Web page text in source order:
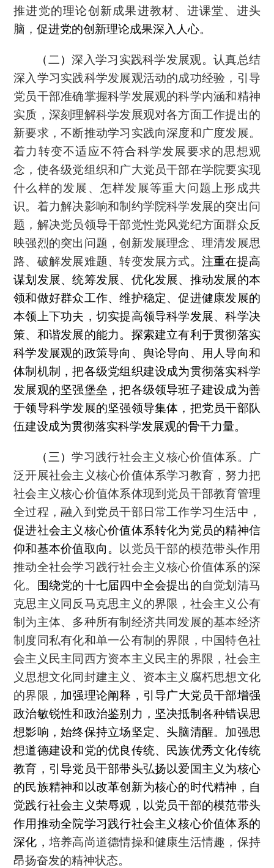
推进党的理论创新成果进教材、进课堂、进头
脑，促进党的创新理论成果深入人心。
（二）深入学习实践科学发展观。认真总结
深入学习实践科学发展观活动的成功经验，引导
党员干部准确掌握科学发展观的科学内涵和精神
实质，深刻理解科学发展观对各方面工作提出的
新要求，不断推动学习实践向深度和广度发展。
着力转变不适应不符合科学发展要求的思想观
念，使各级党组织和广大党员干部在学院要实现
什么样的发展、怎样发展等重大问题上形成共
识。着力解决影响和制约学院科学发展的突出问
题，解决党员领导干部党性党风党纪方面群众反
映强烈的突出问题，创新发展理念、理清发展思
路、破解发展难题、转变发展方式。 注重在提高
谋划发展、统筹发展、优化发展、推动发展的本
领和做好群众工作、维护稳定、促进健康发展的
本领上下功夫，切实提高领导科学发展、科学决
策、和谐发展的能力。探索建立有利于贯彻落实
科学发展观的政策导向、舆论导向、用人导向和
体制机制，把各级党组织建设成为贯彻落实科学
发展观的坚强堡垒，把各级领导班子建设成为善
于领导科学发展的坚强领导集体，把党员干部队
伍建设成为贯彻落实科学发展观的骨干力量。
（三）学习践行社会主义核心价值体系。广
泛开展社会主义核心价值体系学习教育，努力把
社会主义核心价值体系体现到党员干部教育管理
全过程，融入到党员干部日常工作学习生活中，
促进社会主义核心价值体系转化为党员的精神信
仰和基本价值取向。
以党员干部的模范带头作用
推动全社会学习践行社会主义核心价值体系的深
化。
围绕党的十七届四中全会提出的自觉划清马
克思主义同反马克思主义的界限，社会主义公有
制为主体、多种所有制经济共同发展的基本经济
制度同私有化和单一公有制的界限，中国特色社
会主义民主同西方资本主义民主的界限，社会主
义思想文化同封建主义、资本主义腐朽思想文化
的界限， 加强理论阐释，引导广大党员干部增强
政治敏锐性和政治鉴别力，坚决抵制各种错误思
想影响，始终保持立场坚定、头脑清醒。加强思
想道德建设和党的优良传统、民族优秀文化传统
教育，引导党员干部带头弘扬以爱国主义为核心
的民族精神和以改革创新为核心的时代精神，自
觉践行社会主义荣辱观，以党员干部的模范带头
作用推动全院学习践行社会主义核心价值体系的
深化， 培养高尚道德情操和健康生活情趣，保持
昂扬奋发的精神状态。